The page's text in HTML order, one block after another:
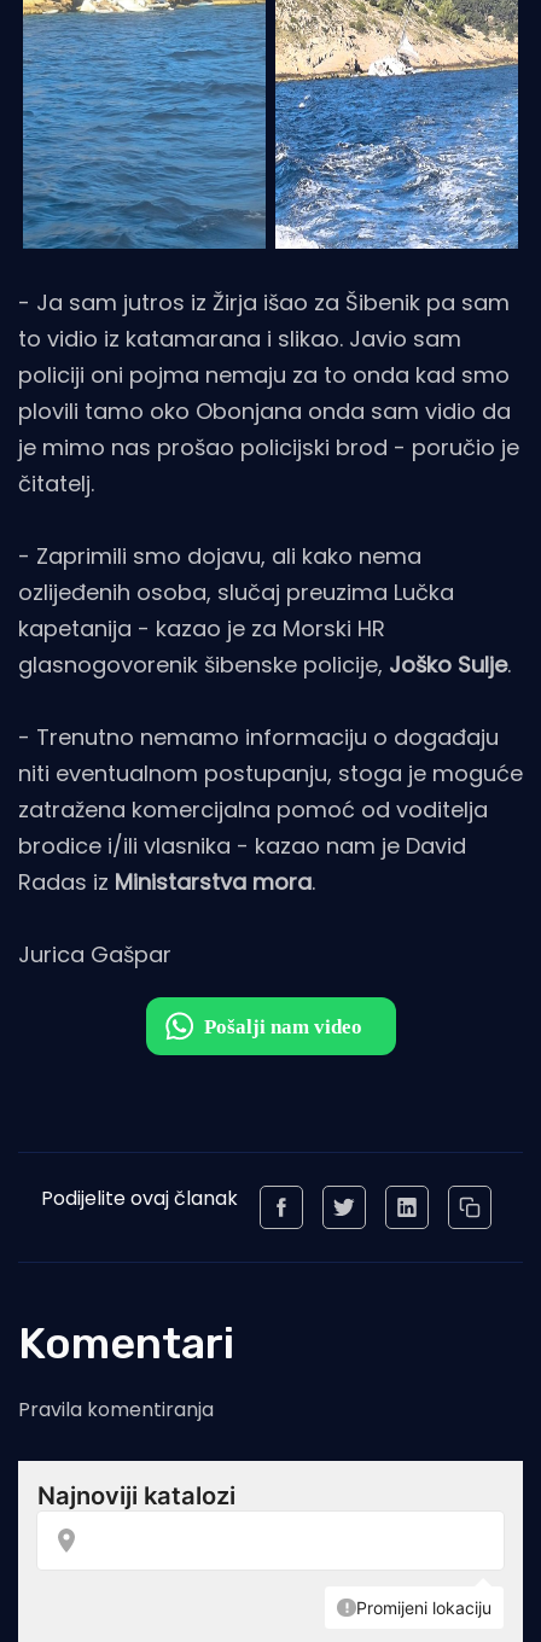
- Ja sam jutros iz Žirja išao za Šibenik pa sam
to vidio iz katamarana i slikao. Javio sam
policiji oni pojma nemaju za to onda kad smo
plovili tamo oko Obonjana onda sam vidio da
je mimo nas prošao policijski brod - poručio je
čitatelj.
- Zaprimili smo dojavu, ali kako nema
ozlijeđenih osoba, slučaj preuzima Lučka
kapetanija - kazao je za Morski HR
glasnogovorenik šibenske policije, Joško Sulje.
- Trenutno nemamo informaciju o događaju
niti eventualnom postupanju, stoga je moguće
zatražena komercijalna pomoć od voditelja
brodice i/ili vlasnika - kazao nam je David
Radas iz Ministarstva mora.
Jurica Gašpar
Podijelite ovaj članak
Komentari
Pravila komentiranja